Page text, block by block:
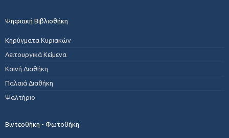
Ψηφιακή Βιβλιοθήκη
Κηρύγματα Κυριακών
Λειτουργικά Κείμενα
Καινή Διαθήκη
Παλαιά Διαθήκη
Ψαλτήριο
Βιντεοθήκη - Φωτοθήκη